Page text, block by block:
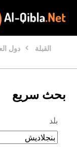
القبلة دول
بحث سريع
بلد